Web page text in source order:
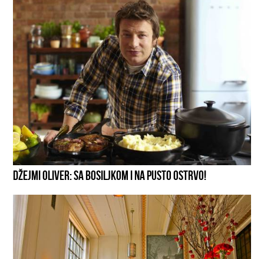
DŽEJMI OLIVER: SA BOSILJKOM I NA PUSTO OSTRVO!